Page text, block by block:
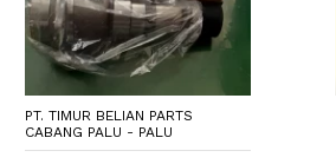
PT. TIMUR BELIAN PARTS
CABANG PALU - PALU